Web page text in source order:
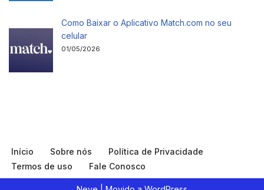
Como Baixar o Aplicativo Match.com no seu
celular
01/05/2026
Início Sobre nós
Política de Privacidade
Termos de uso
Fale Conosco